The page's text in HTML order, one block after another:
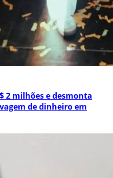
2 milhões e desmonta
de dinheiro em